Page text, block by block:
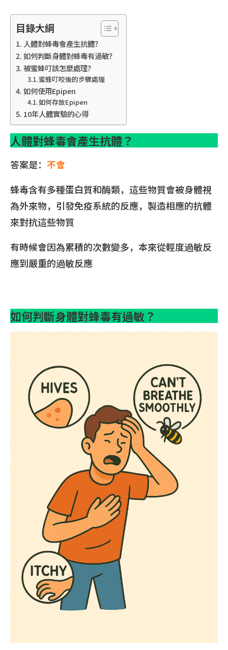
目錄大綱
人體對蜂毒會產生抗體？
如何判斷身體對蜂毒有過敏？
被蜜蜂叮該怎麼處理？
蜜蜂叮咬後的步驟處理
如何使用Epipen
如何存放Epipen
10年人體實驗的心得
人體對蜂毒會產生抗體？
答案是： 不會
蜂毒含有多種蛋白質和酶類，這些物質會被身體視
為外來物，引發免疫系統的反應，製造相應的抗體
來對抗這些物質
有時候會因為累積的次數變多，本來從輕度過敏反
應到嚴重的過敏反應
如何判斷身體對蜂毒有過敏？